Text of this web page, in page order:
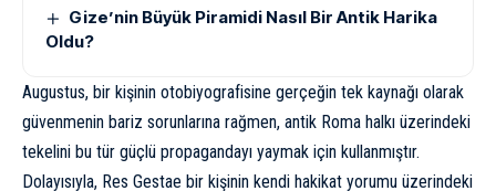
Gize’nin Büyük Piramidi Nasıl Bir Antik Harika
Oldu?
Augustus, bir kişinin otobiyografisine gerçeğin tek kaynağı olarak
güvenmenin bariz sorunlarına rağmen, antik Roma halkı üzerindeki
tekelini bu tür güçlü propagandayı yaymak için kullanmıştır.
Dolayısıyla, Res Gestae bir kişinin kendi hakikat yorumu üzerindeki